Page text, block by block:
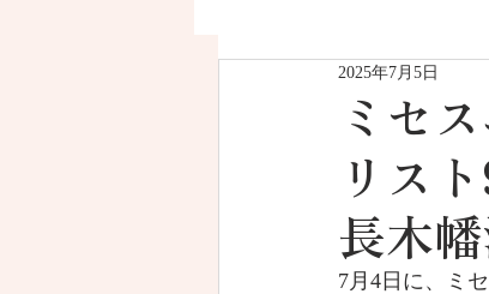
ミセ
リス
長木
2025年7月5日
7月4日に、ミ